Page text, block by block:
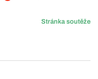
Stránka soutěže